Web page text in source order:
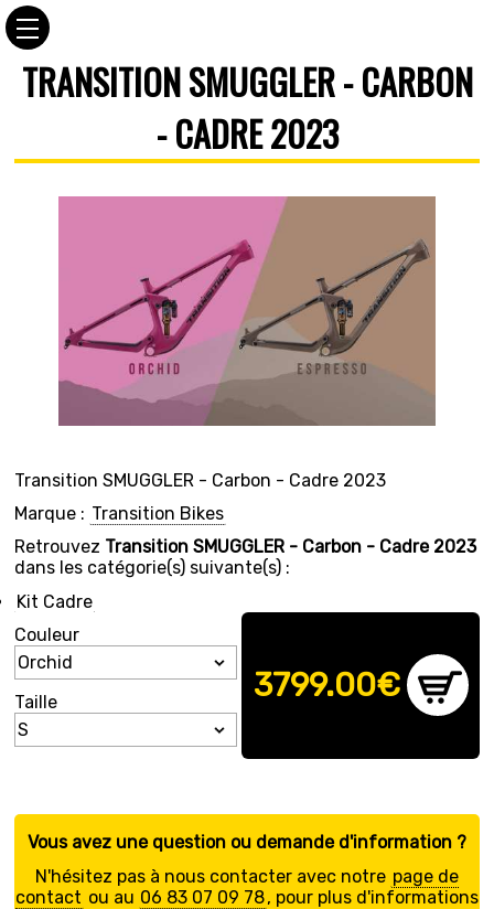
TRANSITION SMUGGLER - CARBON
- CADRE 2023
Transition SMUGGLER - Carbon - Cadre 2023
Marque : Transition Bikes
Retrouvez Transition SMUGGLER - Carbon - Cadre 2023
dans les catégorie(s) suivante(s) :
Kit Cadre
Couleur
Taille 3799.00€
Vous avez une question ou demande d'information ?
N'hésitez pas à nous contacter avec notre page de
contact ou au 06 83 07 09 78, pour plus d'informations